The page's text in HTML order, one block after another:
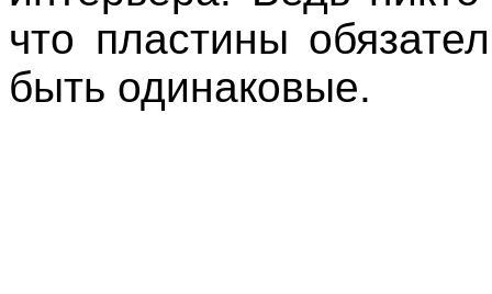
что пластины
быть одинаковые.